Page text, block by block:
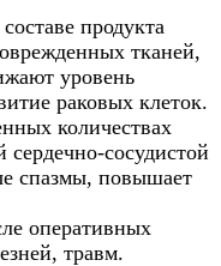
продукта
тканей,
уровень
раковых клеток.
количествах
сердечно-сосудистой
спазмы, повышает
оперативных
травм.